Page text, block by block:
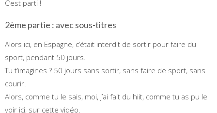
C’est parti !
2ème partie : avec sous-titres
Alors ici, en Espagne, c’était interdit de sortir pour faire du
sport, pendant 50 jours.
Tu t’imagines ? 50 jours sans sortir, sans faire de sport, sans
courir.
Alors, comme tu le sais, moi, j’ai fait du hiit, comme tu as pu le
voir ici, sur cette vidéo.